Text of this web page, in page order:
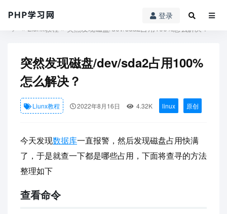
登录
PHP学习网
» Liunx教程 » 突然发现磁盘/dev/sda2占用100%怎么解决？
突然发现磁盘/dev/sda2占用100%
怎么解决？
Liunx教程 2022年8月16日 4.32K linux 原创
今天发现数据库一直报警，然后发现磁盘占用快满
了，于是就查一下都是哪些占用，下面将查寻的方法
整理如下
查看命令